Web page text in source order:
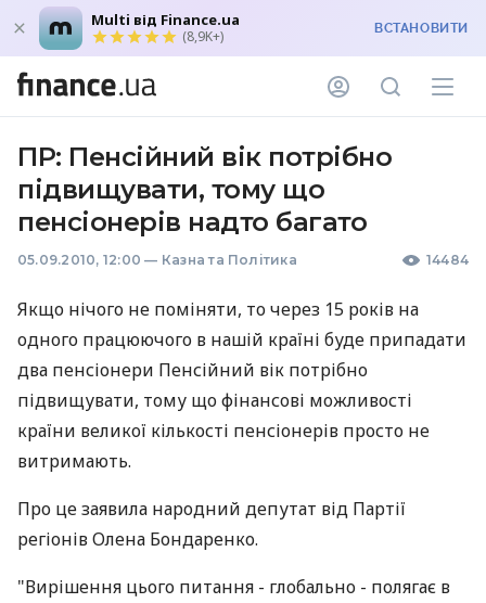
Multi від Finance.ua
(8,9K+) ВСТАНОВИТИ
ПР: Пенсійний вік потрібно
підвищувати, тому що
пенсіонерів надто багато
05.09.2010, 12:00 — Казна та Політика 14484
Якщо нічого не поміняти, то через 15 років на
одного працюючого в нашій країні буде припадати
два пенсіонери Пенсійний вік потрібно
підвищувати, тому що фінансові можливості
країни великої кількості пенсіонерів просто не
витримають.
Про це заявила народний депутат від Партії
регіонів Олена Бондаренко.
"Вирішення цього питання - глобально - полягає в